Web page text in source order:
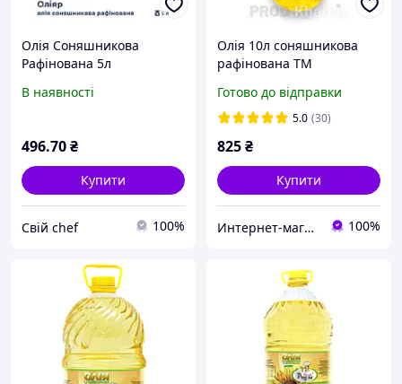
Олія Соняшникова
Рафінована 5л
В наявності
496.70₴
Купити
Свій chef 100%
Олія 10л соняшникова
рафінована ТМ
Готово до відправки
5.0 (30)
825₴
Купити
Интернет-магазин "ОРЕХ" 100%